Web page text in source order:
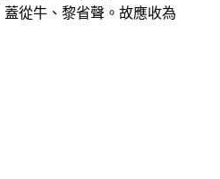
蓋從牛、黎省聲。故應收為